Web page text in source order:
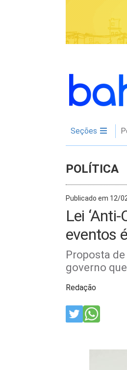
Seções
POLÍTICA
Publicado em 12/
Lei
eventos
Proposta
governo
Redação